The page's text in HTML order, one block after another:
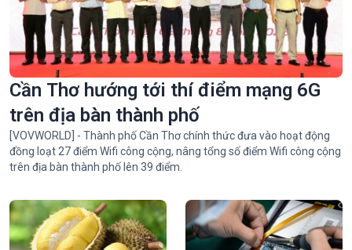
Cần Thơ hướng tới thí điểm mạng 6G
trên địa bàn thành phố
[VOVWORLD] - Thành phố Cần Thơ chính thức đưa vào hoạt động
đồng loạt 27 điểm Wifi công cộng, nâng tổng số điểm Wifi công cộng
trên địa bàn thành phố lên 39 điểm.